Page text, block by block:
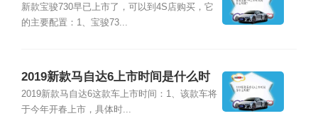
新款宝骏730早已上市了，可以到4S店购买，它
的主要配置：1、宝骏73...
2019新款马自达6上市时间是什么时
候?
2019新款马自达6这款车上市时间：1、该款车将
于今年开春上市，具体时...